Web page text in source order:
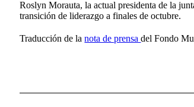
Roslyn Morauta, la actual presidenta de la
transición de liderazgo a finales de octubre.
Traducción de lanota de prensadel Fondo